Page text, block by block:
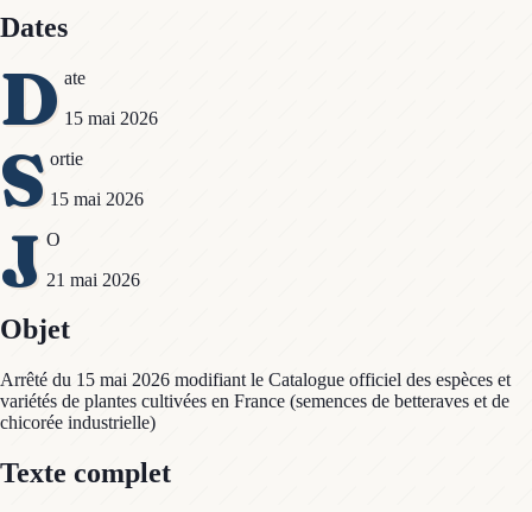
Dates
D ate
15 mai 2026
S ortie
15 mai 2026
J O
21 mai 2026
Objet
Arrêté du 15 mai 2026 modifiant le Catalogue officiel des espèces et
variétés de plantes cultivées en France (semences de betteraves et de
chicorée industrielle)
Texte complet